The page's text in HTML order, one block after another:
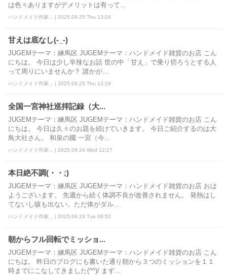
は色々ありますがデメリットは有って...
ハンドメイド作家... | 2025.09.25 Thu 13:24
甘えは底なし(-_-)
JUGEMテーマ：練馬区 JUGEMテーマ：ハンドメイド雑貨のお店 こん
にちは。 今日は少し辛辣なお話 世の中「甘え」で乗り切ろうとする人
って周りにいませんか？ 誰かが...
ハンドメイド作家... | 2025.09.25 Thu 12:19
全国一宮神社巡拝記録（大...
JUGEMテーマ：練馬区 JUGEMテーマ：ハンドメイド雑貨のお店 こん
にちは。 今日は久々のお題を続けていきます。 今日ご紹介するのは大
鳥大社さん。 和泉の國 一宮（今...
ハンドメイド作家... | 2025.09.24 Wed 12:17
本日絶不調(・・;)
JUGEMテーマ：練馬区 JUGEMテーマ：ハンドメイド雑貨のお店 おは
ようございます。 先週から続く体調不良が改善されません。 発熱はし
てないし咳も出ない。ただ体がダル...
ハンドメイド作家... | 2025.09.23 Tue 08:52
朝からフル回転でミッショ...
JUGEMテーマ：練馬区 JUGEMテーマ：ハンドメイド雑貨のお店 こん
にちは。 昨日のブログにも書いた通り朝から３つのミッションを１１
時までにこなしてきました(^^)/ まず...